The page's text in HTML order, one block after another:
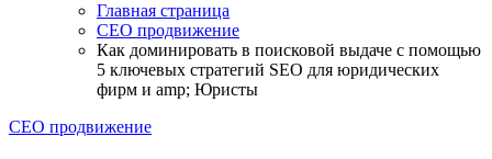
Главная страница
СЕО продвижение
Как доминировать в поисковой выдаче с помощью
5 ключевых стратегий SEO для юридических
фирм и amp; Юристы
СЕО продвижение